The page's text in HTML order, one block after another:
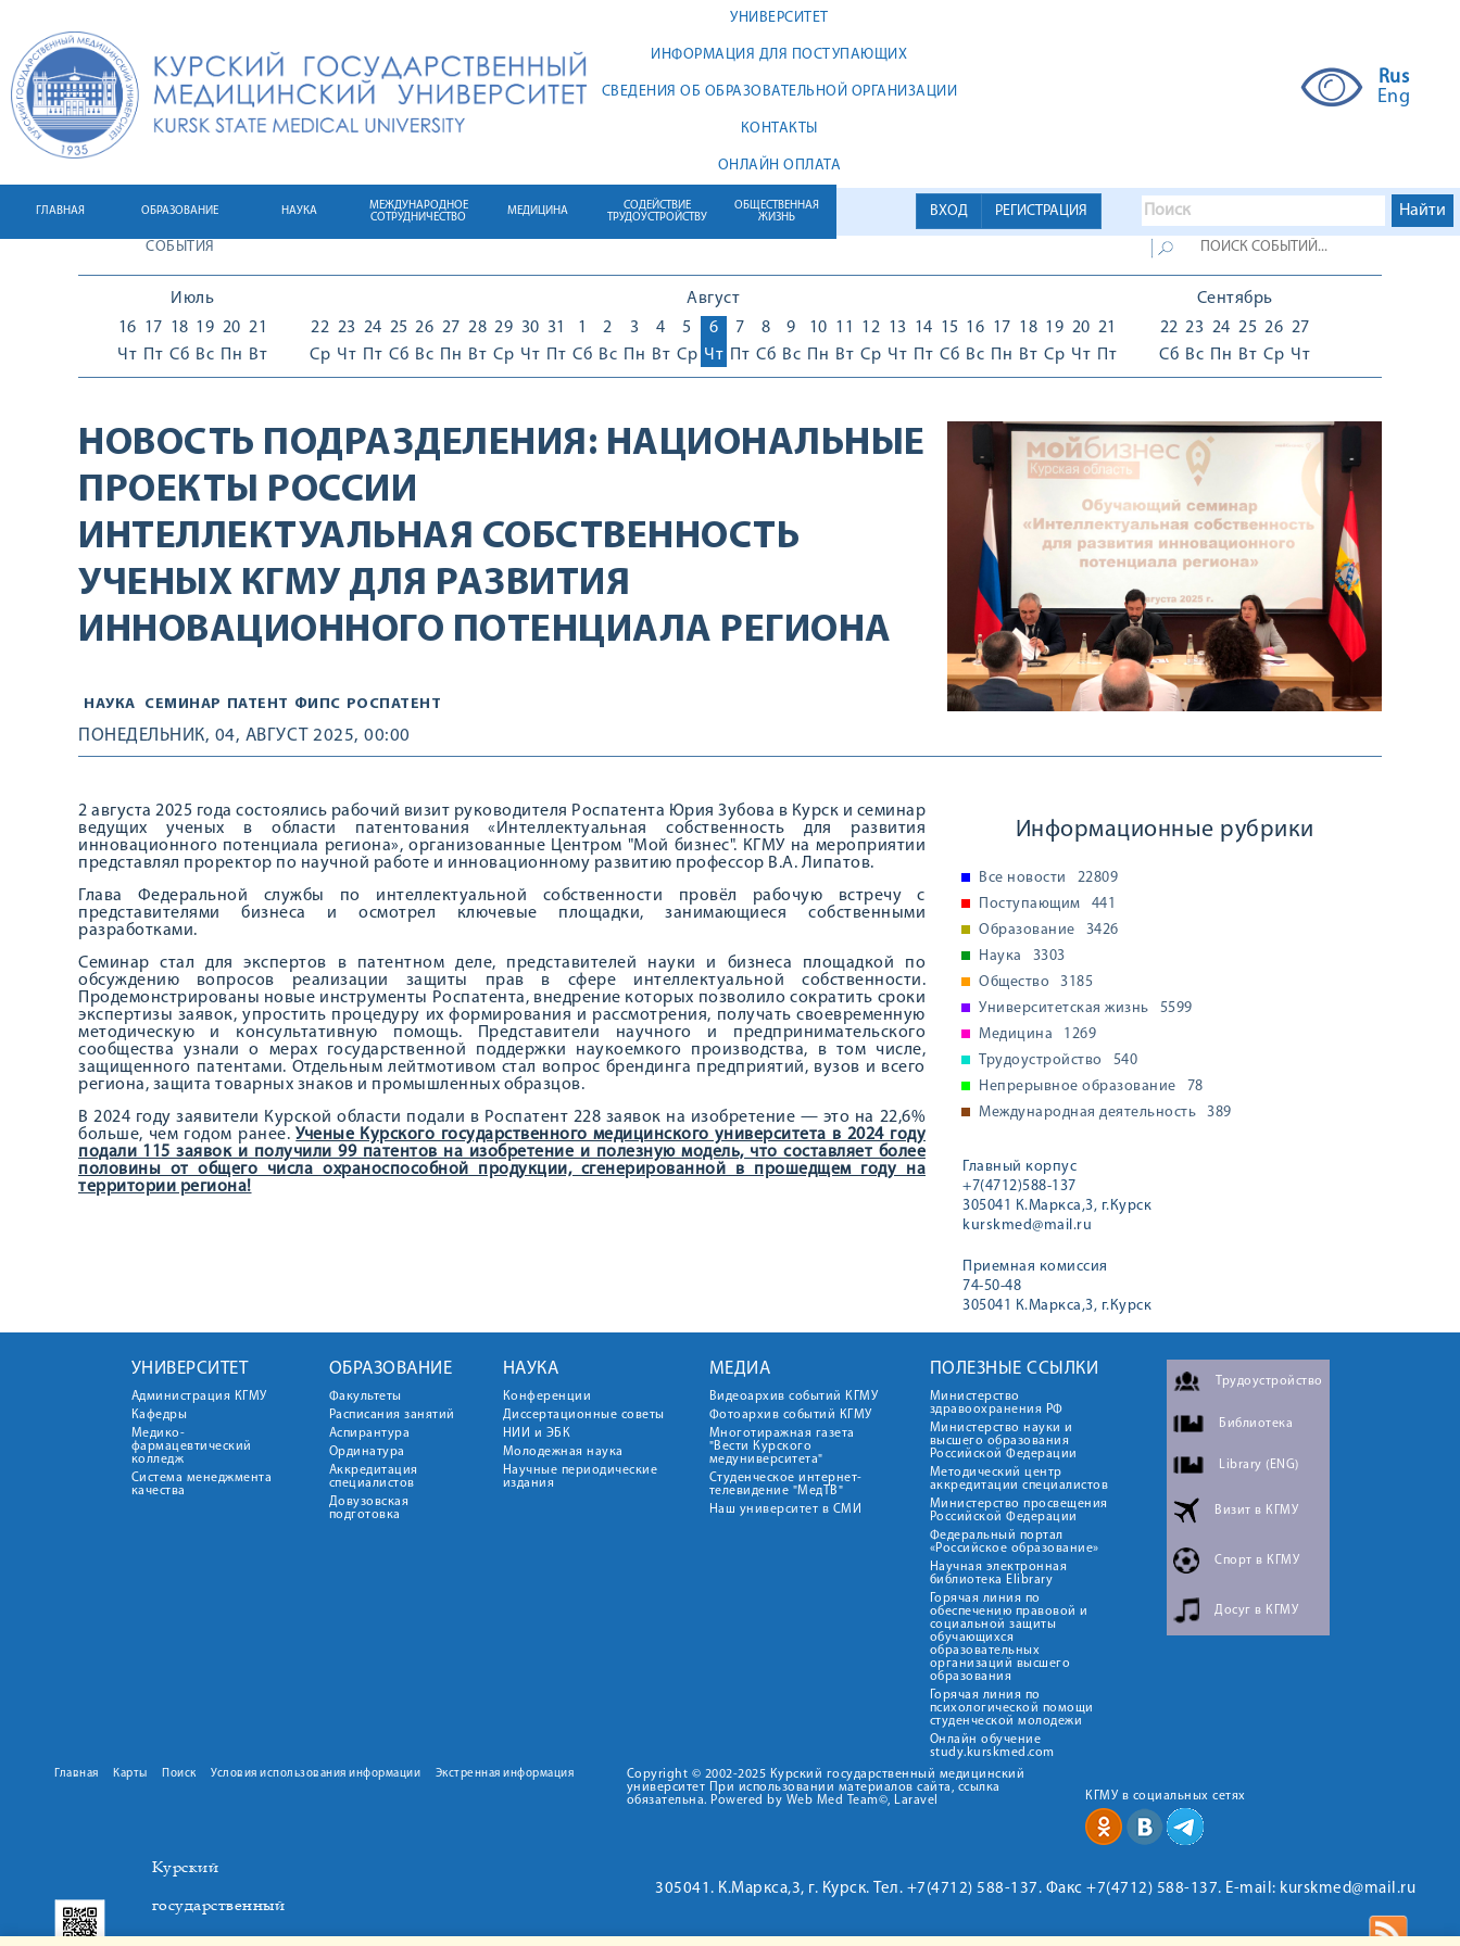
УНИВЕРСИТЕТ
ИНФОРМАЦИЯ ДЛЯ ПОСТУПАЮЩИХ
СВЕДЕНИЯ ОБ ОБРАЗОВАТЕЛЬНОЙ ОРГАНИЗАЦИИ
КОНТАКТЫ
ОНЛАЙН ОПЛАТА
Rus
Eng
ВХОД РЕГИСТРАЦИЯ
ГЛАВНАЯ ОБРАЗОВАНИЕ НАУКА
МЕЖДУНАРОДНОЕ
СОТРУДНИЧЕСТВО
МЕДИЦИНА
СОДЕЙСТВИЕ
ТРУДОУСТРОЙСТВУ
ОБЩЕСТВЕННАЯ
ЖИЗНЬ
СОБЫТИЯ
Июль
16
Чт
17
Пт
18
Сб
19
Вс
20
Пн
21
Вт
Август
22
Ср
23
Чт
24
Пт
25
Сб
26
Вс
27
Пн
28
Вт
29
Ср
30
Чт
31
Пт
1
Сб
2
Вс
3
Пн
4
Вт
5
Ср
6
Чт
7
Пт
8
Сб
9
Вс
10
Пн
11
Вт
12
Ср
13
Чт
14
Пт
15
Сб
16
Вс
17
Пн
18
Вт
19
Ср
20
Чт
21
Пт
Сентябрь
22
Сб
23
Вс
24
Пн
25
Вт
26
Ср
27
Чт
НОВОСТЬ ПОДРАЗДЕЛЕНИЯ: НАЦИОНАЛЬНЫЕ
ПРОЕКТЫ РОССИИ
ИНТЕЛЛЕКТУАЛЬНАЯ СОБСТВЕННОСТЬ
УЧЕНЫХ КГМУ ДЛЯ РАЗВИТИЯ
ИННОВАЦИОННОГО ПОТЕНЦИАЛА РЕГИОНА
НАУКА СЕМИНАР ПАТЕНТ ФИПС РОСПАТЕНТ
ПОНЕДЕЛЬНИК, 04, АВГУСТ 2025, 00:00
2 августа 2025 года состоялись рабочий визит руководителя Роспатента Юрия Зубова в Курск и семинар
ведущих ученых в области патентования «Интеллектуальная собственность для развития
инновационного потенциала региона», организованные Центром "Мой бизнес". КГМУ на мероприятии
представлял проректор по научной работе и инновационному развитию профессор В.А. Липатов.
Глава Федеральной службы по интеллектуальной собственности провёл рабочую встречу с
представителями бизнеса и осмотрел ключевые площадки, занимающиеся собственными
разработками.
Семинар стал для экспертов в патентном деле, представителей науки и бизнеса площадкой по
обсуждению вопросов реализации защиты прав в сфере интеллектуальной собственности.
Продемонстрированы новые инструменты Роспатента, внедрение которых позволило сократить сроки
экспертизы заявок, упростить процедуру их формирования и рассмотрения, получать своевременную
методическую и консультативную помощь. Представители научного и предпринимательского
сообщества узнали о мерах государственной поддержки наукоемкого производства, в том числе,
защищенного патентами. Отдельным лейтмотивом стал вопрос брендинга предприятий, вузов и всего
региона, защита товарных знаков и промышленных образцов.
В 2024 году заявители Курской области подали в Роспатент 228 заявок на изобретение — это на 22,6%
больше, чем годом ранее.Ученые Курского государственного медицинского университета в 2024 году
подали 115 заявок и получили 99 патентов на изобретение и полезную модель, что составляет более
половины от общего числа охраноспособной продукции, сгенерированной в прошедщем году на
территории региона!
Информационные рубрики
Все новости
22809
Поступающим
441
Образование
3426
Наука
3303
Общество
3185
Университетская жизнь
5599
Медицина
1269
Трудоустройство
540
Непрерывное образование
78
Международная деятельность
389
Главный корпус
+7(4712)588-137
305041 К.Маркса,3, г.Курск
kurskmed@mail.ru
Приемная комиссия
74-50-48
305041 К.Маркса,3, г.Курск
УНИВЕРСИТЕТ
Администрация КГМУ
Кафедры
Медико-
фармацевтический
колледж
Система менеджмента
качества
ОБРАЗОВАНИЕ
Факультеты
Расписания занятий
Аспирантура
Ординатура
Аккредитация
специалистов
Довузовская
подготовка
НАУКА
Конференции
Диссертационные советы
НИИ и ЭБК
Молодежная наука
Научные периодические
издания
МЕДИА
Видеоархив событий КГМУ
Фотоархив событий КГМУ
Многотиражная газета
"Вести Курского
медуниверситета"
Студенческое интернет-
телевидение "МедТВ"
Наш университет в СМИ
ПОЛЕЗНЫЕ ССЫЛКИ
Министерство
здравоохранения РФ
Министерство науки и
высшего образования
Российской Федерации
Методический центр
аккредитации специалистов
Министерство просвещения
Российской Федерации
Федеральный портал
«Российское образование»
Научная электронная
библиотека Elibrary
Горячая линия по
обеспечению правовой и
социальной защиты
обучающихся
образовательных
организаций высшего
образования
Горячая линия по
психологической помощи
студенческой молодежи
Онлайн обучение
study.kurskmed.com
Трудоустройство
Библиотека
Library (ENG)
Визит в КГМУ
Спорт в КГМУ
Досуг в КГМУ
Главная Карты Поиск Условия использования информации Экстренная информация
Copyright © 2002-2025 Курский государственный медицинский
университет При использовании материалов сайта, ссылка
обязательна. Powered by Web Med Team©, Laravel
КГМУ в социальных сетях
Курский
государственный
305041. К.Маркса,3, г. Курск. Тел. +7(4712) 588-137. Факс +7(4712) 588-137. E-mail: kurskmed@mail.ru